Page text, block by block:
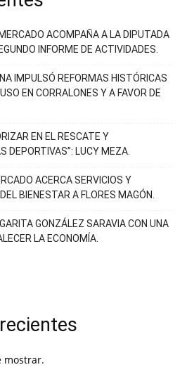
ACOMPAÑA A LA DIPUTADA
INFORME DE ACTIVIDADES.
IMPULSÓ REFORMAS HISTÓRICAS
EN CORRALONES Y A FAVOR DE
EN EL RESCATE Y
DEPORTIVAS”: LUCY MEZA.
ACERCA SERVICIOS Y
BIENESTAR A FLORES MAGÓN.
GONZÁLEZ SARAVIA CON UNA
LA ECONOMÍA.
mostrar.